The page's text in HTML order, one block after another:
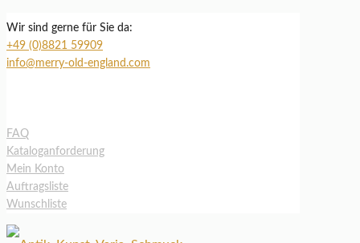
Wir sind gerne für Sie da:
+49 (0)8821 59909
info@merry-old-england.com
FAQ
Kataloganforderung
Mein Konto
Auftragsliste
Wunschliste